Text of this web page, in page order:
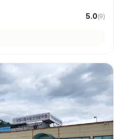
5.0(9)